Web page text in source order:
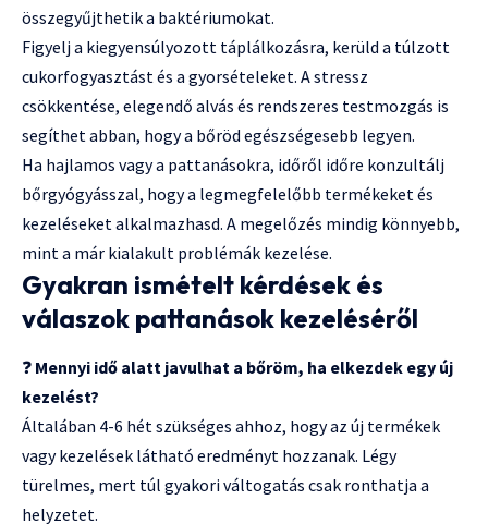
összegyűjthetik a baktériumokat.
Figyelj a kiegyensúlyozott táplálkozásra, kerüld a túlzott
cukorfogyasztást és a gyorsételeket. A stressz
csökkentése, elegendő alvás és rendszeres testmozgás is
segíthet abban, hogy a bőröd egészségesebb legyen.
Ha hajlamos vagy a pattanásokra, időről időre konzultálj
bőrgyógyásszal, hogy a legmegfelelőbb termékeket és
kezeléseket alkalmazhasd. A megelőzés mindig könnyebb,
mint a már kialakult problémák kezelése.
Gyakran ismételt kérdések és
válaszok pattanások kezeléséről
❓ Mennyi idő alatt javulhat a bőröm, ha elkezdek egy új
kezelést?
Általában 4-6 hét szükséges ahhoz, hogy az új termékek
vagy kezelések látható eredményt hozzanak. Légy
türelmes, mert túl gyakori váltogatás csak ronthatja a
helyzetet.